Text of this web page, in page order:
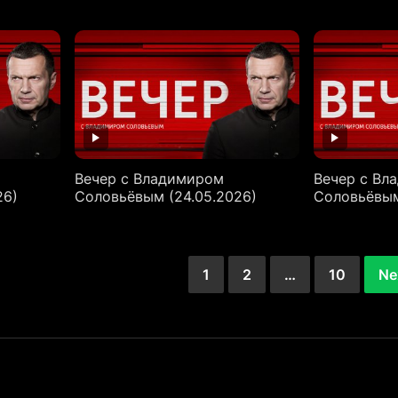
Вечер с Владимиром
Соловьёвым (24.05.2026)
Вечер с
1 2 … 10